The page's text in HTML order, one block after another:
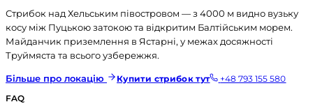
Стрибок над Хельським півостровом — з 4000 м видно вузьку
косу між Пуцькою затокою та відкритим Балтійським морем.
Майданчик приземлення в Ястарні, у межах досяжності
Труймяста та всього узбережжя.
Більше про локацію Купити стрибок тут
+48 793 155 580
FAQ